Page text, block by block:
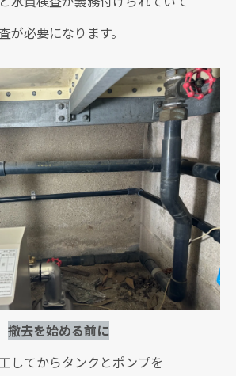
が必要になります。
撤去を始める前に
してからタンクとポンプを